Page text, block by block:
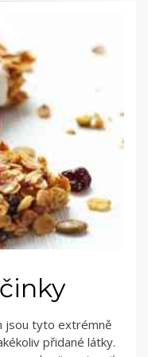
jsou tyto extrémně
přidané látky.